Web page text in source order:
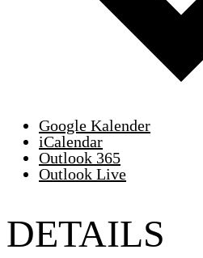
Google Kalender
iCalendar
Outlook 365
Outlook Live
DETAILS